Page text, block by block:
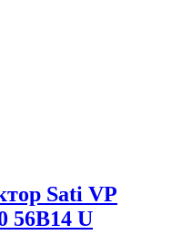
Sati VP
56B14 U